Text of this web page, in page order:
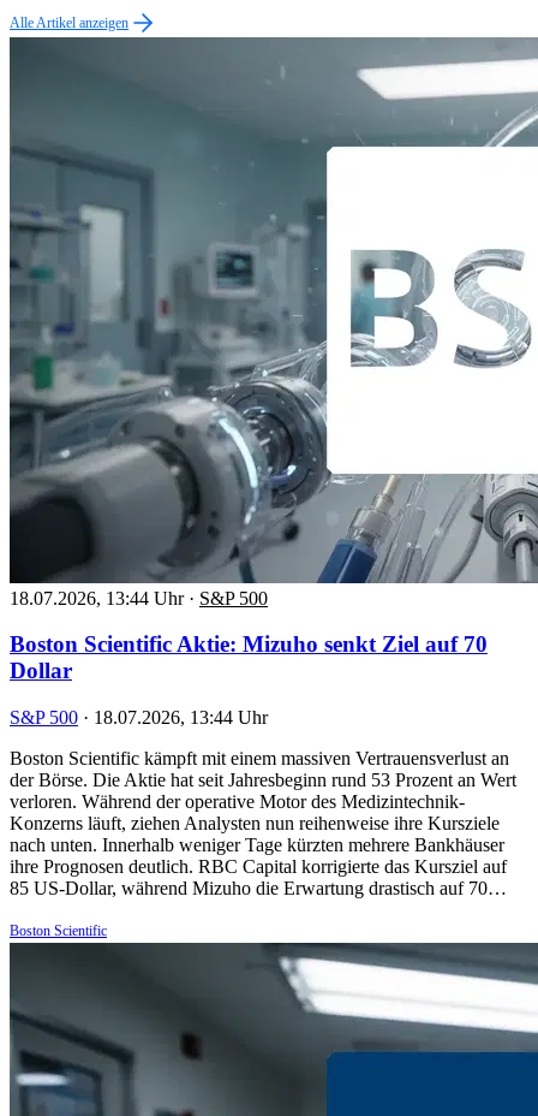
Alle Artikel anzeigen
18.07.2026, 13:44 Uhr · S&P 500
Boston Scientific Aktie: Mizuho senkt Ziel auf 70
Dollar
S&P 500 · 18.07.2026, 13:44 Uhr
Boston Scientific kämpft mit einem massiven Vertrauensverlust an
der Börse. Die Aktie hat seit Jahresbeginn rund 53 Prozent an Wert
verloren. Während der operative Motor des Medizintechnik-
Konzerns läuft, ziehen Analysten nun reihenweise ihre Kursziele
nach unten. Innerhalb weniger Tage kürzten mehrere Bankhäuser
ihre Prognosen deutlich. RBC Capital korrigierte das Kursziel auf
85 US-Dollar, während Mizuho die Erwartung drastisch auf 70…
Boston Scientific